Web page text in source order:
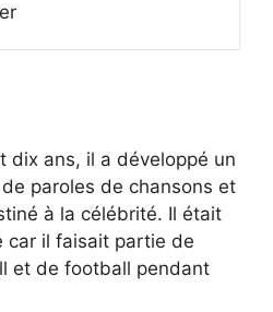
dix ans, il a développé un
paroles de chansons et
à la célébrité. Il était
car il faisait partie de
et de football pendant